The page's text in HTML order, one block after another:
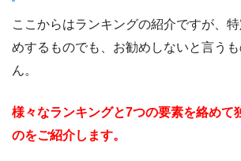
ここからはランキングの紹介ですが、
めするものでも、お勧めしないと言う
ん。
様々なランキングと7つの要素を絡めて
のをご紹介します。